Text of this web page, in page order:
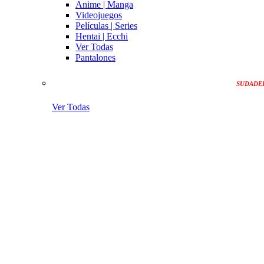
Anime | Manga
Videojuegos
Películas | Series
Hentai | Ecchi
Ver Todas
Pantalones
Ver Todas